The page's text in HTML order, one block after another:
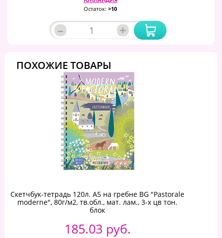
Остаток: >10
– +
ПОХОЖИЕ ТОВАРЫ
Скетчбук-тетрадь 120л. А5 на гребне BG "Pastorale
moderne", 80г/м2, тв.обл., мат. лам., 3-х цв тон.
блок
185.03 руб.